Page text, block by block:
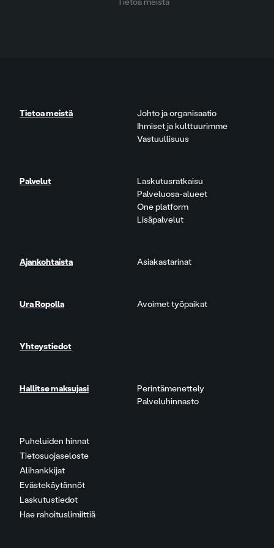
Tietoa meistä
Puheluiden hinnat
Tietosuojaseloste
Alihankkijat
Evästekäytännöt
Laskutustiedot
Hae rahoituslimiittiä
Tietoa meistä
Johto ja organisaatio
Ihmiset ja kulttuurimme
Vastuullisuus
Palvelut
Laskutusratkaisu
Palveluosa-alueet
One platform
Lisäpalvelut
Ajankohtaista Asiakastarinat
Ura Ropolla Avoimet työpaikat
Yhteystiedot
Hallitse maksujasi
Perintämenettely
Palveluhinnasto